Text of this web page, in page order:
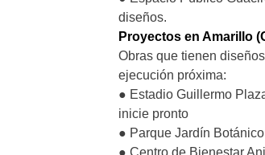
diseños.
Proyectos en Amarillo
Obras que tienen
ejecución próxima:
● Estadio Guillermo
inicie pronto
● Parque Jardín
● Centro de Bienestar